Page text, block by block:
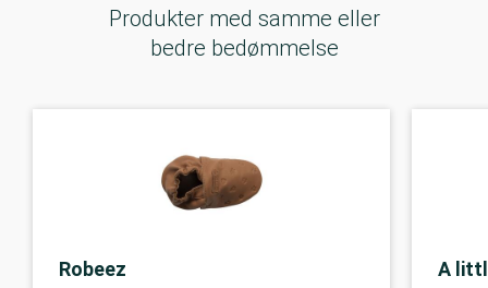
Produkter med samme eller
bedre bedømmelse
Robeez A